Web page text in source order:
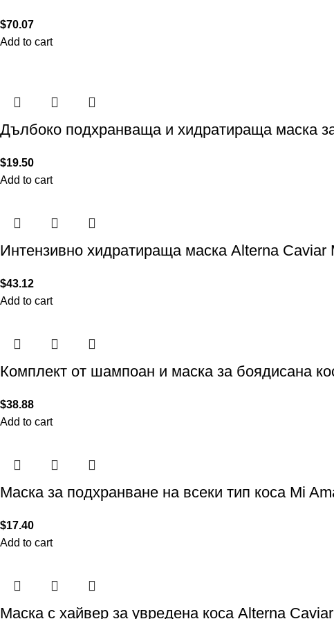
$70.07
Add to cart
Дълбоко подхранваща и хидратираща маска
$19.50
Add to cart
Интензивно хидратираща маска Alterna Caviar
$43.12
Add to cart
Комплект от шампоан и маска за боядисана
$38.88
Add to cart
Маска за подхранване на всеки тип коса Mi
$17.40
Add to cart
Маска с хайвер за увредена коса Alterna